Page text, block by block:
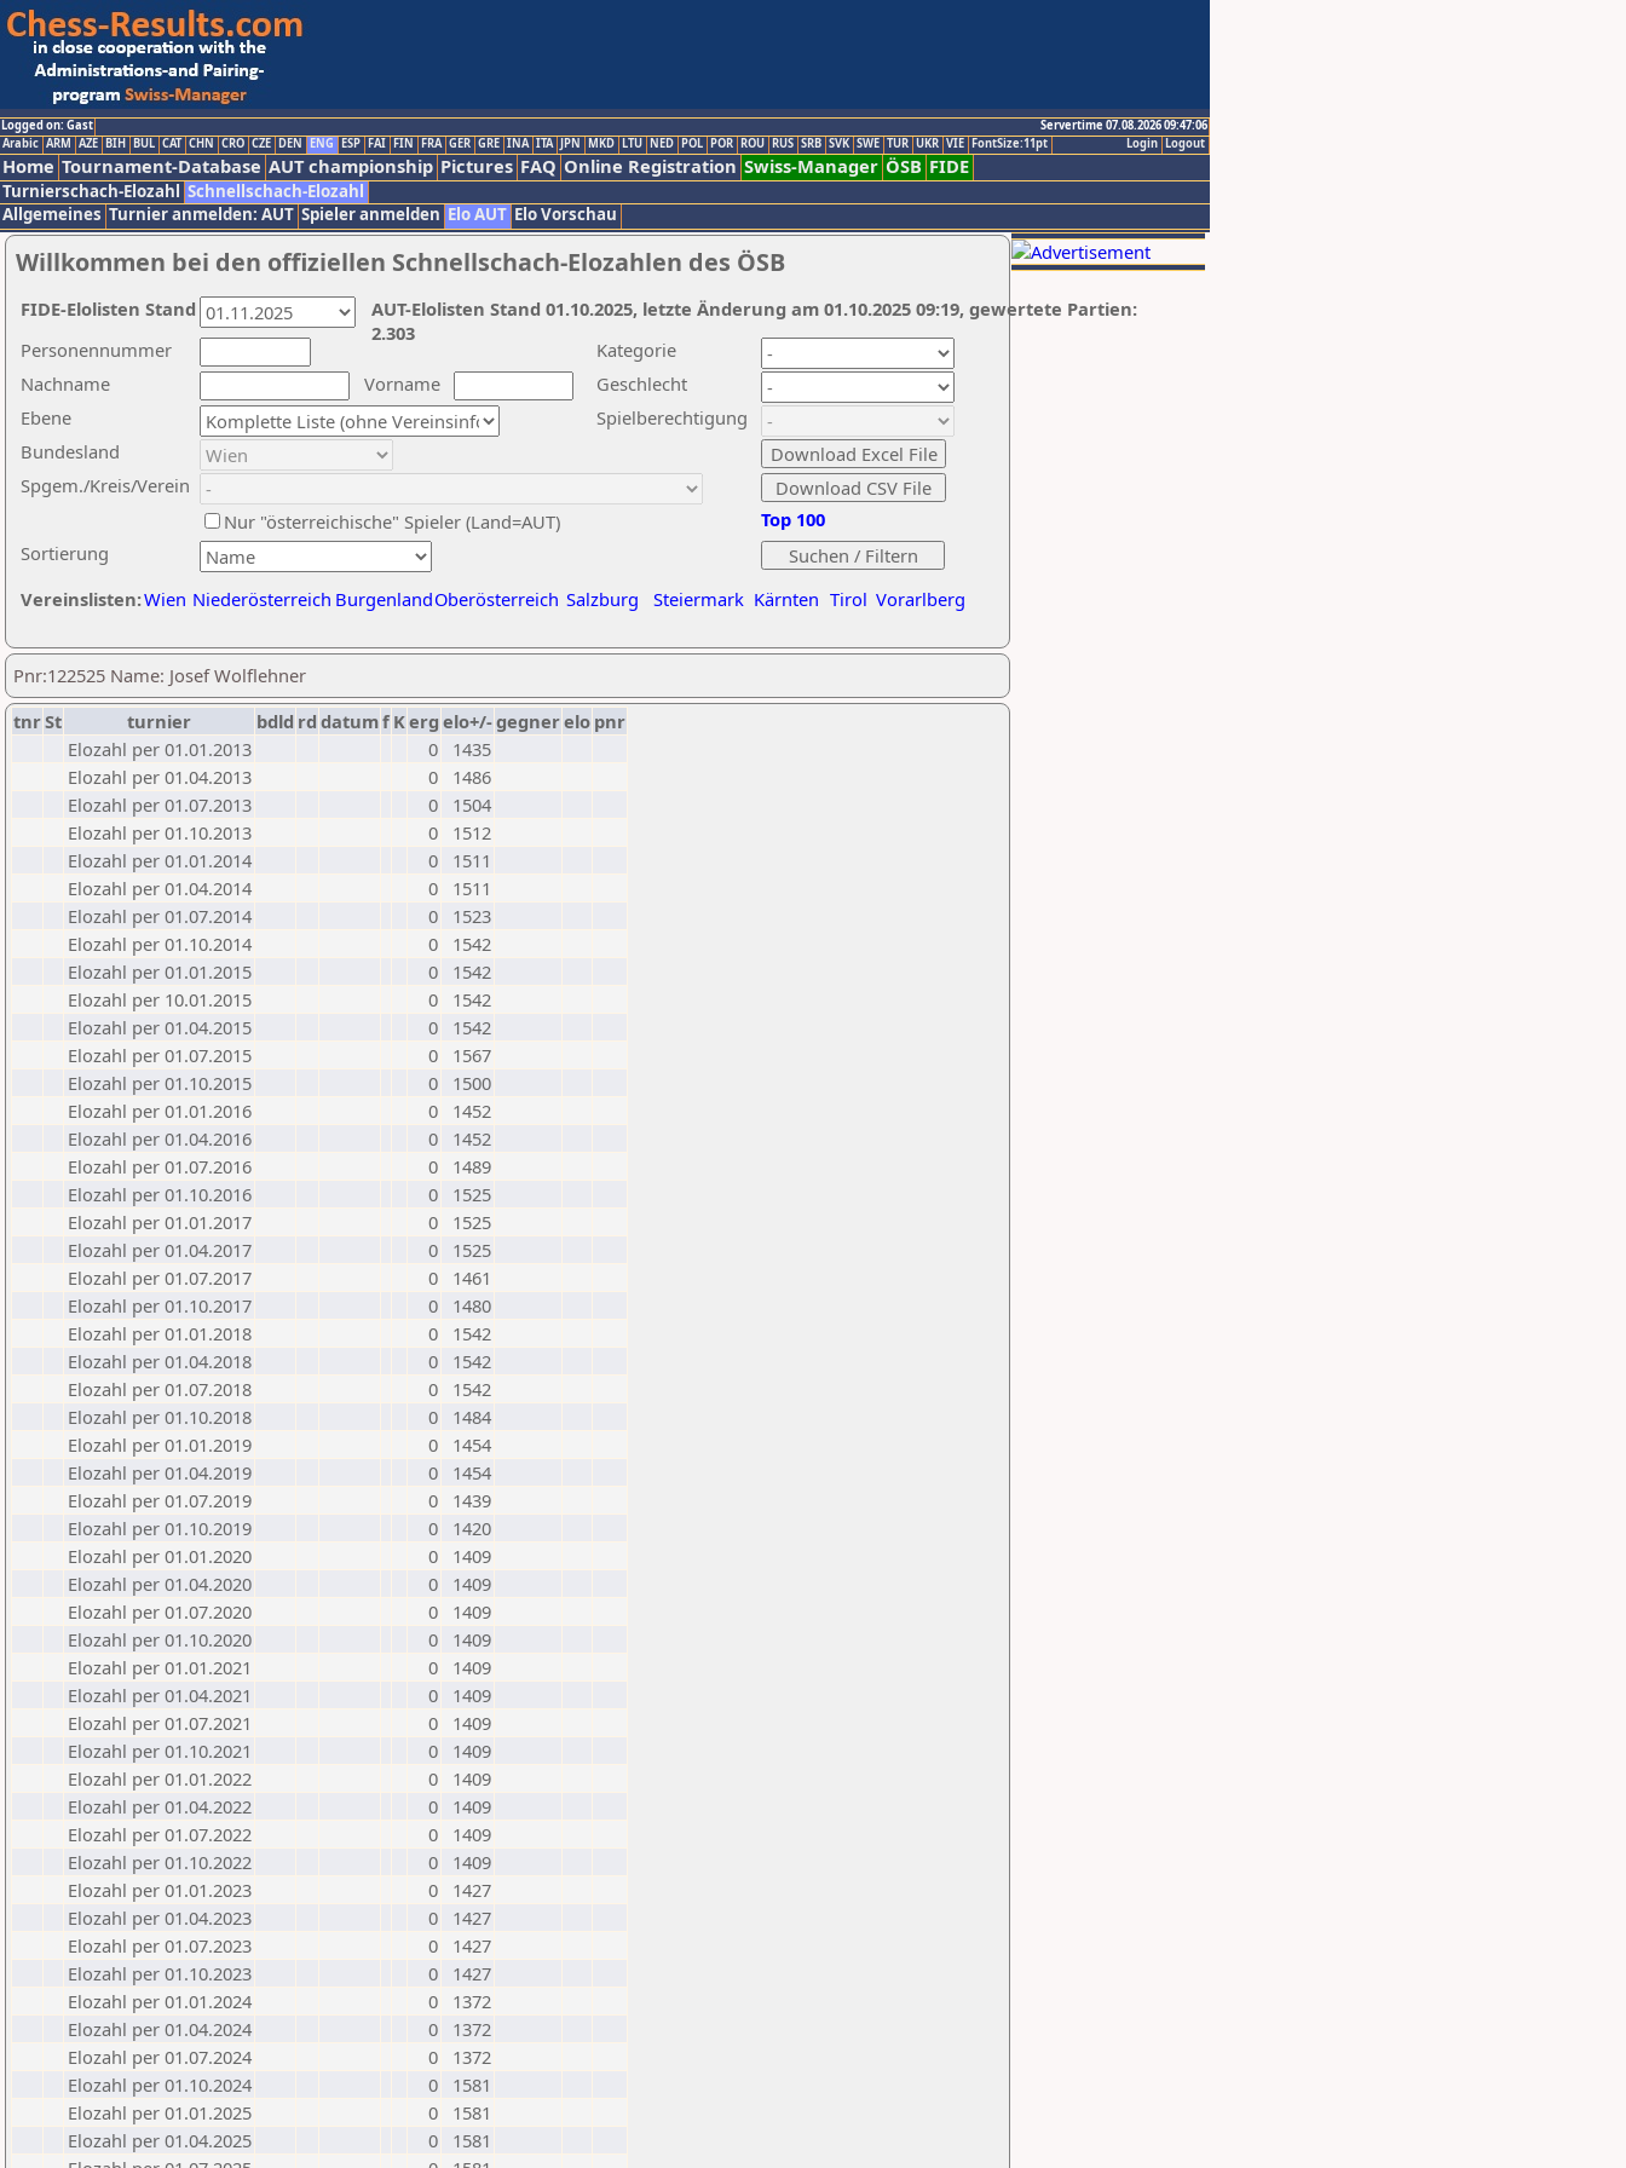
Logged on: Gast
Servertime 07.08.2026 09:47:06
Logout
Login
Arabic ARM AZE BIH BUL CAT CHN CRO CZE DEN ENG ESP FAI FIN FRA GER GRE INA ITA JPN MKD LTU NED POL POR ROU RUS SRB SVK SWE TUR UKR VIE FontSize:11pt
Home Tournament-Database AUT championship Pictures FAQ Online Registration Swiss-Manager ÖSB FIDE
Turnierschach-Elozahl Schnellschach-Elozahl
Allgemeines Turnier anmelden: AUT Spieler anmelden Elo AUT Elo Vorschau
Willkommen bei den offiziellen Schnellschach-Elozahlen des ÖSB
Nachname
Vorname
Ebene
Kategorie
Sortierung
Personennummer
Bundesland
Spgem./Kreis/Verein
Geschlecht
Nur "österreichische" Spieler (Land=AUT)
Spielberechtigung
Vereinslisten:Wien Niederösterreich BurgenlandOberösterreich Salzburg Steiermark Kärnten Tirol Vorarlberg
Top 100
AUT-Elolisten Stand 01.10.2025, letzte Änderung am 01.10.2025 09:19, gewertete Partien:
2.303
FIDE-Elolisten Stand
Pnr:122525 Name: Josef Wolflehner
tnrSt turnier bdld rd datumf Kerg elo+/-gegnerelo pnr
Elozahl per 01.01.2013
0
1435
Elozahl per 01.04.2013
0
1486
Elozahl per 01.07.2013
0
1504
Elozahl per 01.10.2013
0
1512
Elozahl per 01.01.2014
0
1511
Elozahl per 01.04.2014
0
1511
Elozahl per 01.07.2014
0
1523
Elozahl per 01.10.2014
0
1542
Elozahl per 01.01.2015
0
1542
Elozahl per 10.01.2015
0
1542
Elozahl per 01.04.2015
0
1542
Elozahl per 01.07.2015
0
1567
Elozahl per 01.10.2015
0
1500
Elozahl per 01.01.2016
0
1452
Elozahl per 01.04.2016
0
1452
Elozahl per 01.07.2016
0
1489
Elozahl per 01.10.2016
0
1525
Elozahl per 01.01.2017
0
1525
Elozahl per 01.04.2017
0
1525
Elozahl per 01.07.2017
0
1461
Elozahl per 01.10.2017
0
1480
Elozahl per 01.01.2018
0
1542
Elozahl per 01.04.2018
0
1542
Elozahl per 01.07.2018
0
1542
Elozahl per 01.10.2018
0
1484
Elozahl per 01.01.2019
0
1454
Elozahl per 01.04.2019
0
1454
Elozahl per 01.07.2019
0
1439
Elozahl per 01.10.2019
0
1420
Elozahl per 01.01.2020
0
1409
Elozahl per 01.04.2020
0
1409
Elozahl per 01.07.2020
0
1409
Elozahl per 01.10.2020
0
1409
Elozahl per 01.01.2021
0
1409
Elozahl per 01.04.2021
0
1409
Elozahl per 01.07.2021
0
1409
Elozahl per 01.10.2021
0
1409
Elozahl per 01.01.2022
0
1409
Elozahl per 01.04.2022
0
1409
Elozahl per 01.07.2022
0
1409
Elozahl per 01.10.2022
0
1409
Elozahl per 01.01.2023
0
1427
Elozahl per 01.04.2023
0
1427
Elozahl per 01.07.2023
0
1427
Elozahl per 01.10.2023
0
1427
Elozahl per 01.01.2024
0
1372
Elozahl per 01.04.2024
0
1372
Elozahl per 01.07.2024
0
1372
Elozahl per 01.10.2024
0
1581
Elozahl per 01.01.2025
0
1581
Elozahl per 01.04.2025
0
1581